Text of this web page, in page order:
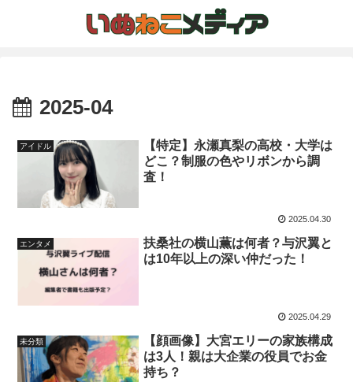
2025-04
アイドル
【特定】永瀬真梨の高校・大学は
どこ？制服の色やリボンから調
査！
2025.04.30
エンタメ
扶桑社の横山薫は何者？与沢翼と
は10年以上の深い仲だった！
2025.04.29
未分類
【顔画像】大宮エリーの家族構成
は3人！親は大企業の役員でお金
持ち？